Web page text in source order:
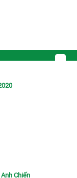
Anh Chiến